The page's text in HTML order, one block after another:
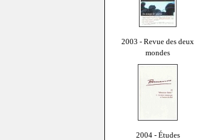
2003 - Revue des deux
mondes
2004 - Études